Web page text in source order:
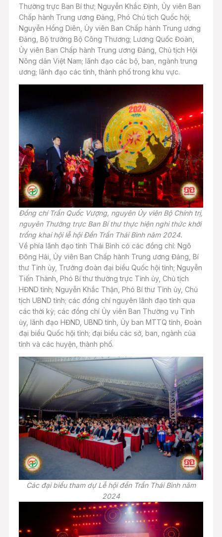
Thường trực Ban Bí thư; Nguyễn Khắc Định, Ủy viên Ban
Chấp hành Trung ương Đảng, Phó Chủ tịch Quốc hội;
Nguyễn Hồng Diên, Ủy viên Ban Chấp hành Trung ương
Đảng, Bộ trưởng Bộ Công Thương; Lương Quốc Đoàn,
Ủy viên Ban Chấp hành Trung ương Đảng, Chủ tịch Hội
Nông dân Việt Nam; lãnh đạo các bộ, ban, ngành trung
ương; lãnh đạo các tỉnh, thành phố trong khu vực.
Đồng chí Trần Quốc Vượng, nguyên Ủy viên Bộ Chính trị,
nguyên Thường trực Ban Bí thư thực hiện nghi thức khởi
trống khai hội lễ hội Đền Trần Thái Bình năm 2024.
Về phía lãnh đạo tỉnh Thái Bình có các đồng chí: Ngô
Đông Hải, Ủy viên Ban Chấp hành Trung ương Đảng, Bí
thư Tỉnh ủy, Trưởng đoàn đại biểu Quốc hội tỉnh; Nguyễn
Tiến Thành, Phó Bí thư thường trực Tỉnh ủy, Chủ tịch
HĐND tỉnh; Nguyễn Khắc Thận, Phó Bí thư Tỉnh ủy, Chủ
tịch UBND tỉnh; các đồng chí nguyên lãnh đạo tỉnh qua
các thời kỳ; các đồng chí Ủy viên Ban Thường vụ Tỉnh
ủy, lãnh đạo HĐND, UBND tỉnh, Ủy ban MTTQ tỉnh, Đoàn
đại biểu Quốc hội tỉnh; đại biểu các sở, ban, ngành của
tỉnh và các huyện, thành phố.
Các đại biểu tham dự Lễ hội đền Trần Thái Bình năm
2024